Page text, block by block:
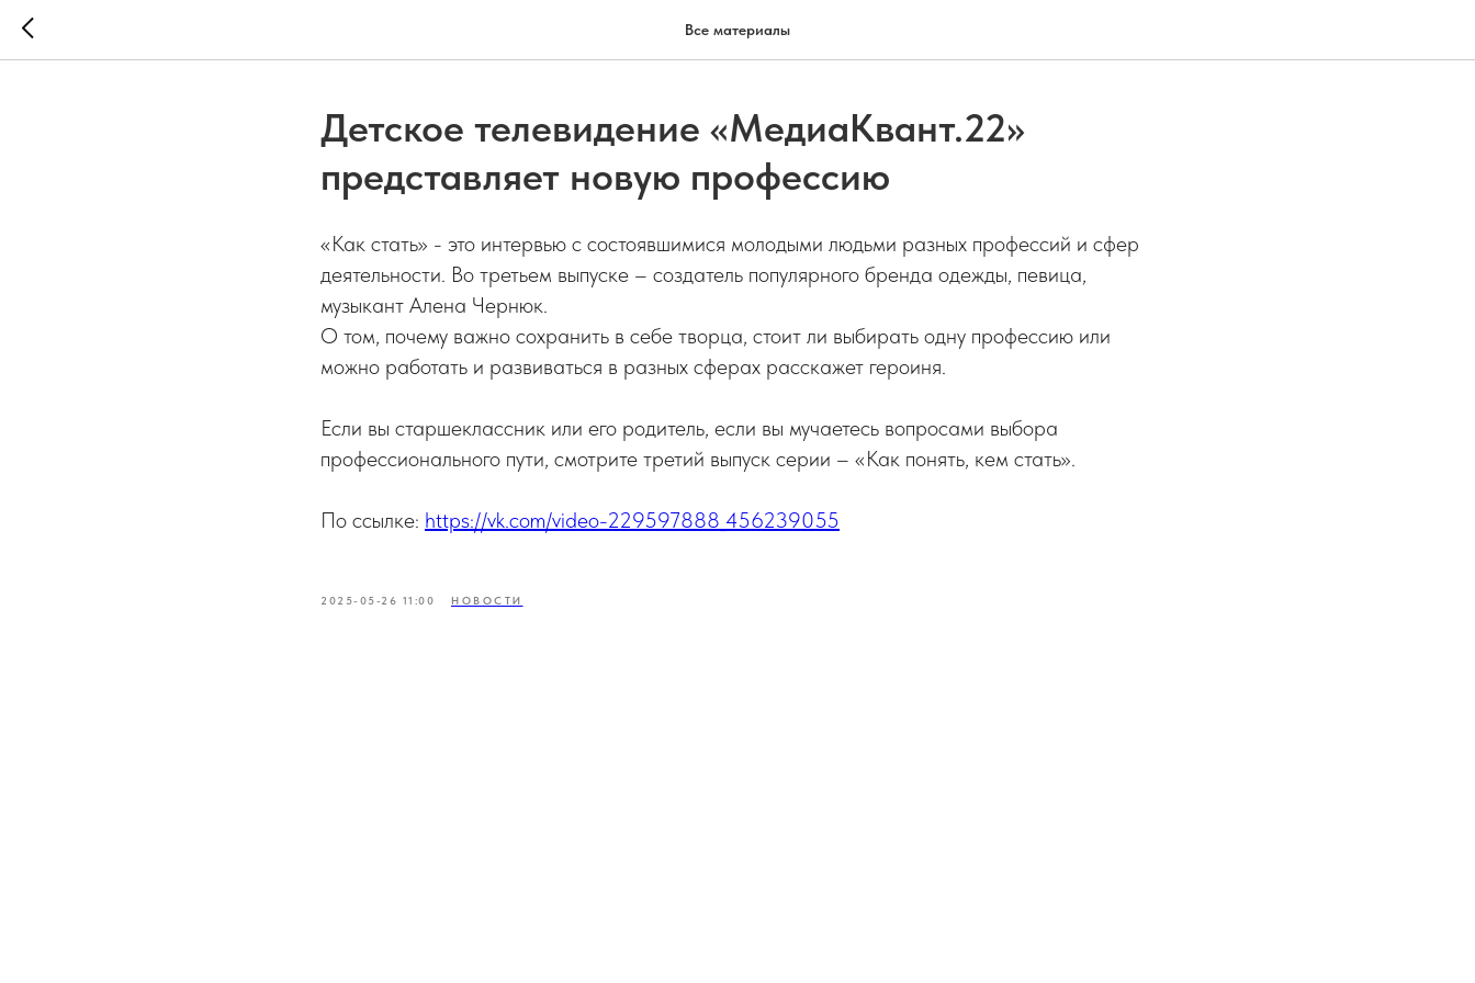
Все материалы
Детское телевидение «МедиаКвант.22»
представляет новую профессию
«Как стать» - это интервью с состоявшимися молодыми людьми разных профессий и сфер
деятельности. Во третьем выпуске – создатель популярного бренда одежды, певица,
музыкант Алена Чернюк.
О том, почему важно сохранить в себе творца, стоит ли выбирать одну профессию или
можно работать и развиваться в разных сферах расскажет героиня.
Если вы старшеклассник или его родитель, если вы мучаетесь вопросами выбора
профессионального пути, смотрите третий выпуск серии – «Как понять, кем стать».
По ссылке: https://vk.com/video-229597888_456239055
2025-05-26 11:00 НОВОСТИ